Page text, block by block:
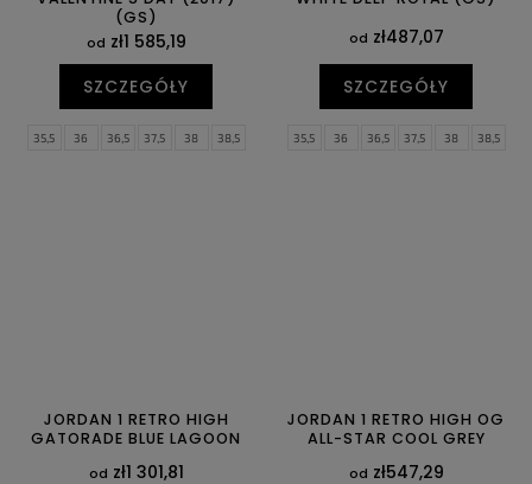
(GS)
od zł1 585,19
SZCZEGÓŁY
35,5 36 36,5 37,5 38
38,5
od zł487,07
SZCZEGÓŁY
35,5 36 36,5 37,5 38
38,5
JORDAN 1 RETRO HIGH
GATORADE BLUE LAGOON
od zł1 301,81
JORDAN 1 RETRO HIGH OG
ALL-STAR COOL GREY
od zł547,29